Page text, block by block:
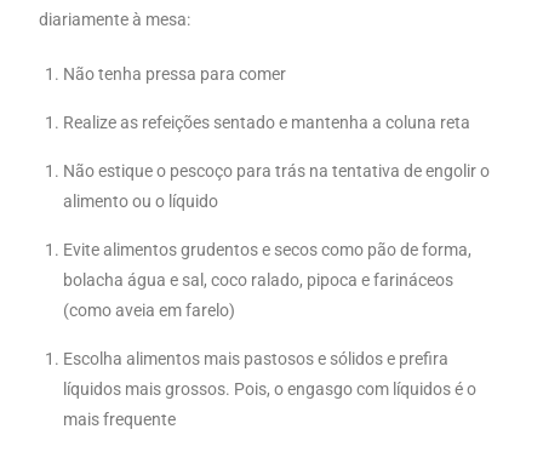
diariamente à mesa:
Não tenha pressa para comer
Realize as refeições sentado e mantenha a coluna reta
Não estique o pescoço para trás na tentativa de engolir o
alimento ou o líquido
Evite alimentos grudentos e secos como pão de forma,
bolacha água e sal, coco ralado, pipoca e farináceos
(como aveia em farelo)
Escolha alimentos mais pastosos e sólidos e prefira
líquidos mais grossos. Pois, o engasgo com líquidosé o
mais frequente